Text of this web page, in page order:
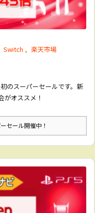
Switch , 楽天市場
のスーパーセールです。新
がオススメ！
セール開催中！